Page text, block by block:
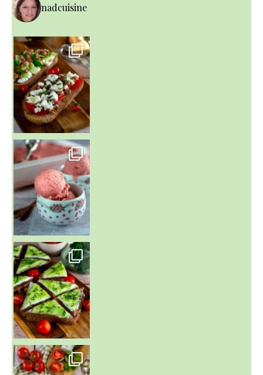
nadcuisine
~ NICE CREAM À LA FRAISE ~
Presque un mois que
~ SALADE DE PÂTES AUX DEUX TOMATES THON ET BURRA